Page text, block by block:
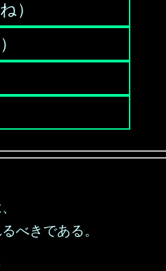
）
べきである。